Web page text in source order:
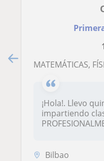
MATEMÁTICAS, FÍSICA,
¡Hola!. Llevo quince años
impartiendo
Bilbao